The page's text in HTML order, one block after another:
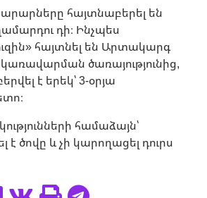
հայտնաբերել են
դի։ Ինչպես
հայտնել են Արտակարգ
ծառայությունից,
է երեկ՝ 3-օրյա
համաձայն՝
ծովը և չի կարողացել դուրս